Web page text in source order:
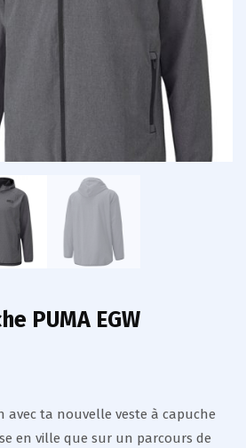
PUMA EGW
avec ta nouvelle veste à capuche
en ville que sur un parcours de